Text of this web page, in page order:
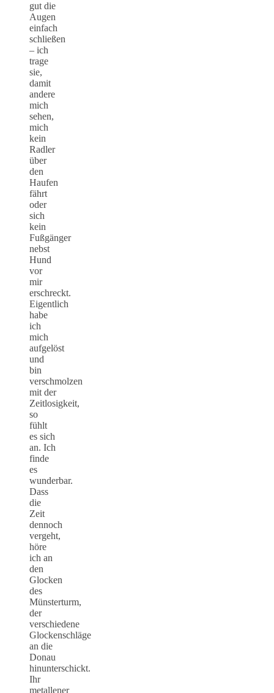
gut die
Augen
einfach
schließen
– ich
trage
sie,
damit
andere
mich
sehen,
mich
kein
Radler
über
den
Haufen
fährt
oder
sich
kein
Fußgänger
nebst
Hund
vor
mir
erschreckt.
Eigentlich
habe
ich
mich
aufgelöst
und
bin
verschmolzen
mit der
Zeitlosigkeit,
so
fühlt
es sich
an. Ich
finde
es
wunderbar.
Dass
die
Zeit
dennoch
vergeht,
höre
ich an
den
Glocken
des
Münsterturm,
der
verschiedene
Glockenschläge
an die
Donau
hinunterschickt.
Ihr
metallener